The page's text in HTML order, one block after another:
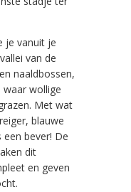
je vanuit je
van de
naaldbossen,
wollige
Met wat
blauwe
bever! De
dit
en geven